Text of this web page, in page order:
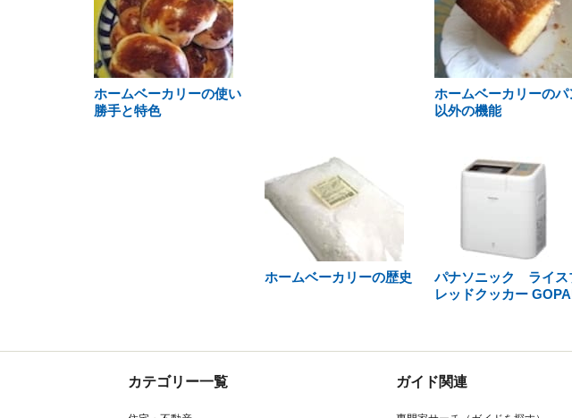
ホームベーカリーの使い
勝手と特色
ホームベーカリーのパ
以外の機能
ホームベーカリーの歴史
パナソニック ライス
レッドクッカー
カテゴリー一覧 ガイド関連